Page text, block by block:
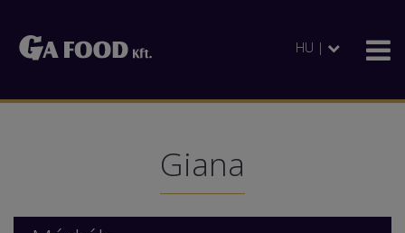
HU |
Giana